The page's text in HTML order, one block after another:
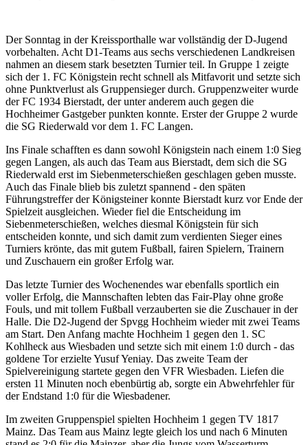
Der Sonntag in der Kreissporthalle war vollständig der D-Jugend
vorbehalten. Acht D1-Teams aus sechs verschiedenen Landkreisen
nahmen an diesem stark besetzten Turnier teil. In Gruppe 1 zeigte
sich der 1. FC Königstein recht schnell als Mitfavorit und setzte sich
ohne Punktverlust als Gruppensieger durch. Gruppenzweiter wurde
der FC 1934 Bierstadt, der unter anderem auch gegen die
Hochheimer Gastgeber punkten konnte. Erster der Gruppe 2 wurde
die SG Riederwald vor dem 1. FC Langen.
Ins Finale schafften es dann sowohl Königstein nach einem 1:0 Sieg
gegen Langen, als auch das Team aus Bierstadt, dem sich die SG
Riederwald erst im Siebenmeterschießen geschlagen geben musste.
Auch das Finale blieb bis zuletzt spannend - den späten
Führungstreffer der Königsteiner konnte Bierstadt kurz vor Ende der
Spielzeit ausgleichen. Wieder fiel die Entscheidung im
Siebenmeterschießen, welches diesmal Königstein für sich
entscheiden konnte, und sich damit zum verdienten Sieger eines
Turniers krönte, das mit gutem Fußball, fairen Spielern, Trainern
und Zuschauern ein großer Erfolg war.
Das letzte Turnier des Wochenendes war ebenfalls sportlich ein
voller Erfolg, die Mannschaften lebten das Fair-Play ohne große
Fouls, und mit tollem Fußball verzauberten sie die Zuschauer in der
Halle. Die D2-Jugend der Spvgg Hochheim wieder mit zwei Teams
am Start. Den Anfang machte Hochheim 1 gegen den 1. SC
Kohlheck aus Wiesbaden und setzte sich mit einem 1:0 durch - das
goldene Tor erzielte Yusuf Yeniay. Das zweite Team der
Spielvereinigung startete gegen den VFR Wiesbaden. Liefen die
ersten 11 Minuten noch ebenbürtig ab, sorgte ein Abwehrfehler für
der Endstand 1:0 für die Wiesbadener.
Im zweiten Gruppenspiel spielten Hochheim 1 gegen TV 1817
Mainz. Das Team aus Mainz legte gleich los und nach 6 Minuten